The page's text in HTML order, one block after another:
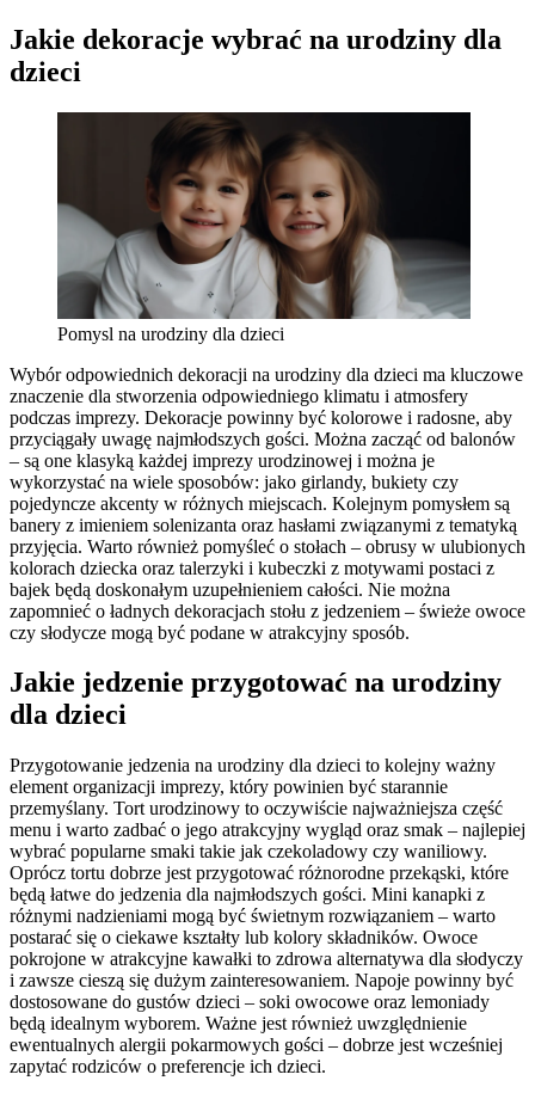
Jakie dekoracje wybrać na urodziny dla
dzieci
Pomysl na urodziny dla dzieci
Wybór odpowiednich dekoracji na urodziny dla dzieci ma kluczowe
znaczenie dla stworzenia odpowiedniego klimatu i atmosfery
podczas imprezy. Dekoracje powinny być kolorowe i radosne, aby
przyciągały uwagę najmłodszych gości. Można zacząć od balonów
– są one klasyką każdej imprezy urodzinowej i można je
wykorzystać na wiele sposobów: jako girlandy, bukiety czy
pojedyncze akcenty w różnych miejscach. Kolejnym pomysłem są
banery z imieniem solenizanta oraz hasłami związanymi z tematyką
przyjęcia. Warto również pomyśleć o stołach – obrusy w ulubionych
kolorach dziecka oraz talerzyki i kubeczki z motywami postaci z
bajek będą doskonałym uzupełnieniem całości. Nie można
zapomnieć o ładnych dekoracjach stołu z jedzeniem – świeże owoce
czy słodycze mogą być podane w atrakcyjny sposób.
Jakie jedzenie przygotować na urodziny
dla dzieci
Przygotowanie jedzenia na urodziny dla dzieci to kolejny ważny
element organizacji imprezy, który powinien być starannie
przemyślany. Tort urodzinowy to oczywiście najważniejsza część
menu i warto zadbać o jego atrakcyjny wygląd oraz smak – najlepiej
wybrać popularne smaki takie jak czekoladowy czy waniliowy.
Oprócz tortu dobrze jest przygotować różnorodne przekąski, które
będą łatwe do jedzenia dla najmłodszych gości. Mini kanapki z
różnymi nadzieniami mogą być świetnym rozwiązaniem – warto
postarać się o ciekawe kształty lub kolory składników. Owoce
pokrojone w atrakcyjne kawałki to zdrowa alternatywa dla słodyczy
i zawsze cieszą się dużym zainteresowaniem. Napoje powinny być
dostosowane do gustów dzieci – soki owocowe oraz lemoniady
będą idealnym wyborem. Ważne jest również uwzględnienie
ewentualnych alergii pokarmowych gości – dobrze jest wcześniej
zapytać rodziców o preferencje ich dzieci.